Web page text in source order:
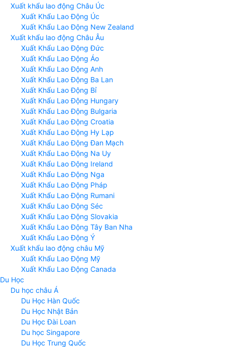
Xuất khẩu lao động Châu Úc
Xuất Khẩu Lao Động Úc
Xuất Khẩu Lao Động New Zealand
Xuất khẩu lao động Châu Âu
Xuất Khẩu Lao Động Đức
Xuất Khẩu Lao Động Áo
Xuất Khẩu Lao Động Anh
Xuất Khẩu Lao Động Ba Lan
Xuất Khẩu Lao Động Bỉ
Xuất Khẩu Lao Động Hungary
Xuất Khẩu Lao Động Bulgaria
Xuất Khẩu Lao Động Croatia
Xuất Khẩu Lao Động Hy Lạp
Xuất Khẩu Lao Động Đan Mạch
Xuất Khẩu Lao Động Na Uy
Xuất Khẩu Lao Động Ireland
Xuất Khẩu Lao Động Nga
Xuất Khẩu Lao Động Pháp
Xuất Khẩu Lao Động Rumani
Xuất Khẩu Lao Động Séc
Xuất Khẩu Lao Động Slovakia
Xuất Khẩu Lao Động Tây Ban Nha
Xuất Khẩu Lao Động Ý
Xuất khẩu lao động châu Mỹ
Xuất Khẩu Lao Động Mỹ
Xuất Khẩu Lao Động Canada
Du Học
Du học châu Á
Du Học Hàn Quốc
Du Học Nhật Bản
Du Học Đài Loan
Du học Singapore
Du Học Trung Quốc